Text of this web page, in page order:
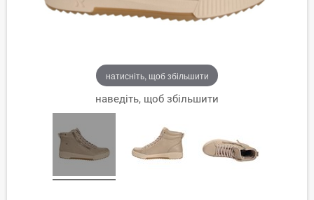
натисніть, щоб збільшити
наведіть, щоб збільшити